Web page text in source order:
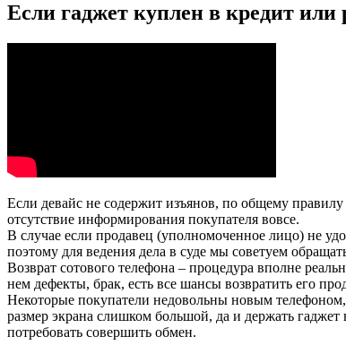
Если гаджет куплен в кредит или
Если девайс не содержит изъянов, по общему
отсутствие информирования покупателя вовсе.
В случае если продавец (уполномоченное лицо) не
поэтому для ведения дела в суде мы советуем
Возврат сотового телефона – процедура вполне
нем дефекты, брак, есть все шансы возвратить его
Некоторые покупатели недовольны новым
размер экрана слишком большой, да и держать гаджет
потребовать совершить обмен.